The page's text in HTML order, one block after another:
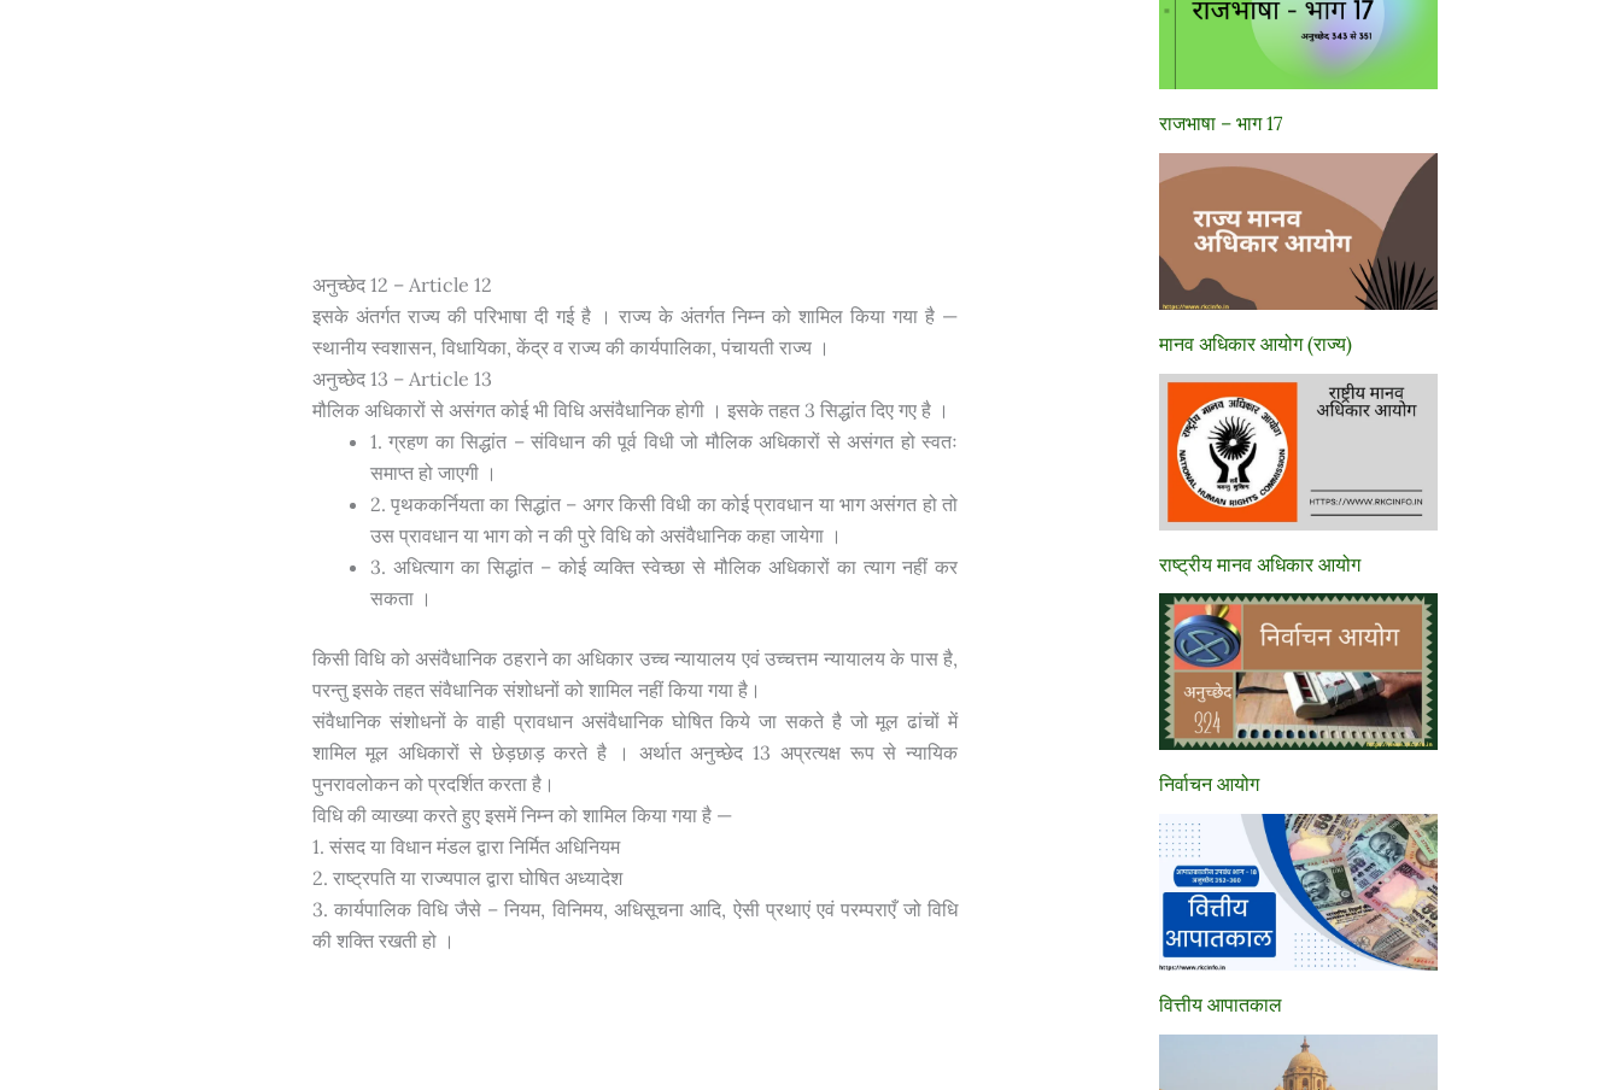
अनुच्छेद 12 – Article 12
इसके अंतर्गत राज्य की परिभाषा दी गई है । राज्य के अंतर्गत निम्न को शामिल किया गया है —
स्थानीय स्वशासन, विधायिका, केंद्र व राज्य की कार्यपालिका, पंचायती राज्य ।
अनुच्छेद 13 – Article 13
मौलिक अधिकारों से असंगत कोई भी विधि असंवैधानिक होगी । इसके तहत 3 सिद्धांत दिए गए है ।
1. ग्रहण का सिद्धांत – संविधान की पूर्व विधी जो मौलिक अधिकारों से असंगत हो स्वतः
समाप्त हो जाएगी ।
2. पृथककर्नियता का सिद्धांत – अगर किसी विधी का कोई प्रावधान या भाग असंगत हो तो
उस प्रावधान या भाग को न की पुरे विधि को असंवैधानिक कहा जायेगा ।
3. अधित्याग का सिद्धांत – कोई व्यक्ति स्वेच्छा से मौलिक अधिकारों का त्याग नहीं कर
सकता ।
किसी विधि को असंवैधानिक ठहराने का अधिकार उच्च न्यायालय एवं उच्चत्तम न्यायालय के पास है,
परन्तु इसके तहत संवैधानिक संशोधनों को शामिल नहीं किया गया है।
संवैधानिक संशोधनों के वाही प्रावधान असंवैधानिक घोषित किये जा सकते है जो मूल ढांचों में
शामिल मूल अधिकारों से छेड़छाड़ करते है । अर्थात अनुच्छेद 13 अप्रत्यक्ष रूप से न्यायिक
पुनरावलोकन को प्रदर्शित करता है।
विधि की व्याख्या करते हुए इसमें निम्न को शामिल किया गया है —
1. संसद या विधान मंडल द्वारा निर्मित अधिनियम
2. राष्ट्रपति या राज्यपाल द्वारा घोषित अध्यादेश
3. कार्यपालिक विधि जैसे – नियम, विनिमय, अधिसूचना आदि, ऐसी प्रथाएं एवं परम्पराएँ जो विधि
की शक्ति रखती हो ।
राजभाषा – भाग 17
मानव अधिकार आयोग (राज्य)
राष्ट्रीय मानव अधिकार आयोग
निर्वाचन आयोग
वित्तीय आपातकाल